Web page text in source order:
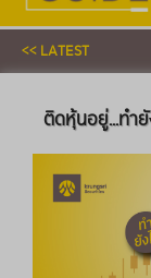
<< LATEST
ติดหุ้นอยู่...ทำยั